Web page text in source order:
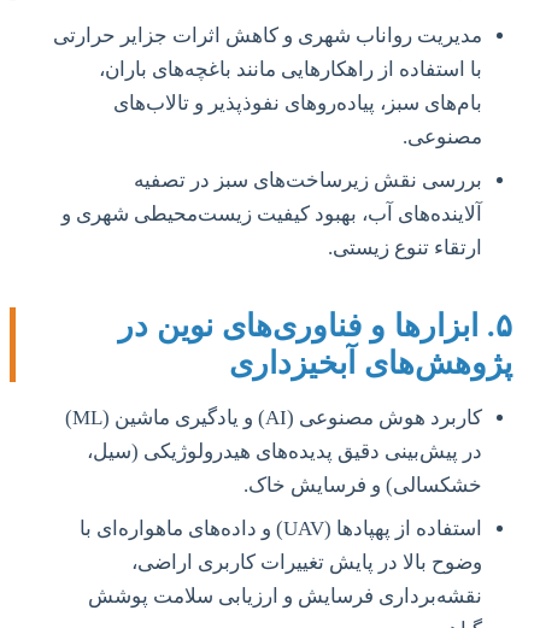
مدیریت رواناب شهری و کاهش اثرات جزایر حرارتی
با استفاده از راهکارهایی مانند باغچه‌های باران،
بام‌های سبز، پیاده‌روهای نفوذپذیر و تالاب‌های
مصنوعی.
بررسی نقش زیرساخت‌های سبز در تصفیه
آلاینده‌های آب، بهبود کیفیت زیست‌محیطی شهری و
ارتقاء تنوع زیستی.
۵. ابزارها و فناوری‌های نوین در
پژوهش‌های آبخیزداری
کاربرد هوش مصنوعی (AI) و یادگیری ماشین (ML)
در پیش‌بینی دقیق پدیده‌های هیدرولوژیکی (سیل،
خشکسالی) و فرسایش خاک.
استفاده از پهپادها (UAV) و داده‌های ماهواره‌ای با
وضوح بالا در پایش تغییرات کاربری اراضی،
نقشه‌برداری فرسایش و ارزیابی سلامت پوشش